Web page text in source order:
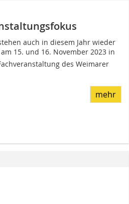
auch in diesem Jahr wieder
am 15. und 16. November 2023 in
des Weimarer
mehr